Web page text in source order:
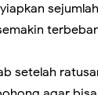
setelah